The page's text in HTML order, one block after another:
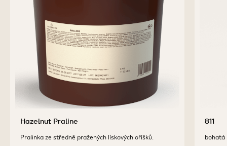
Hazelnut Praline
Pralinka ze středně pražených lískových oříšků.
811
bohatá